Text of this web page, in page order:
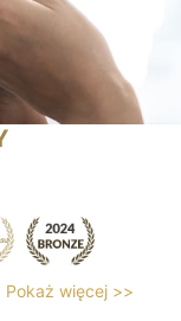
Pokaż więcej >>